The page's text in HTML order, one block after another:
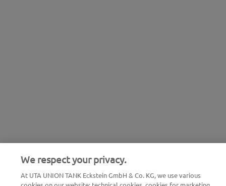
We respect your privacy.
At UTA UNION TANK Eckstein GmbH & Co. KG, we use various